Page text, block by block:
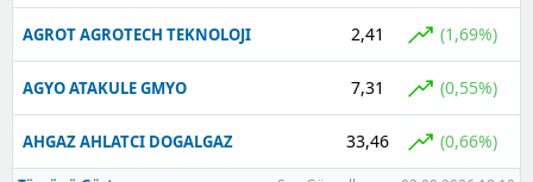
AGROT AGROTECH TEKNOLOJI 2,41 (1,69%)
AGYO ATAKULE GMYO 7,31 (0,55%)
AHGAZ AHLATCI DOGALGAZ 33,46 (0,66%)